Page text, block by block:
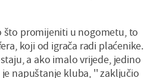
što promijeniti u nogometu, to
koji od igrača radi plaćenike.
a ako imalo vrijede, jedino
napuštanje kluba, '' zaključio